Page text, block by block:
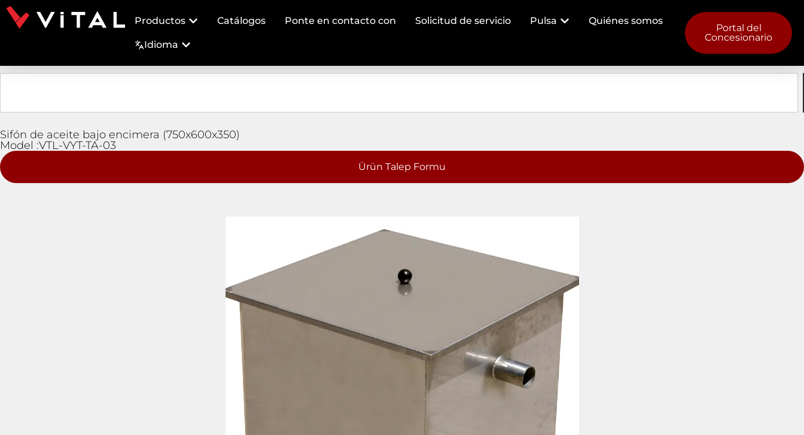
Productos Catálogos Ponte en contacto con Solicitud de servicio Pulsa Quiénes somos
Idioma
Portal del
Concesionario
Sifón de aceite bajo encimera (750x600x350)
Model :VTL-VYT-TA-03
Ürün Talep Formu